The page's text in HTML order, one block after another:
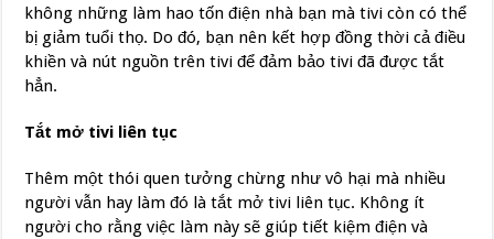
không những làm hao tốn điện nhà bạn mà tivi còn có thể
bị giảm tuổi thọ. Do đó, bạn nên kết hợp đồng thời cả điều
khiền và nút nguồn trên tivi để đảm bảo tivi đã được tắt
hẳn.
Tắt mở tivi liên tục
Thêm một thói quen tưởng chừng như vô hại mà nhiều
người vẫn hay làm đó là tắt mở tivi liên tục. Không ít
người cho rằng việc làm này sẽ giúp tiết kiệm điện và